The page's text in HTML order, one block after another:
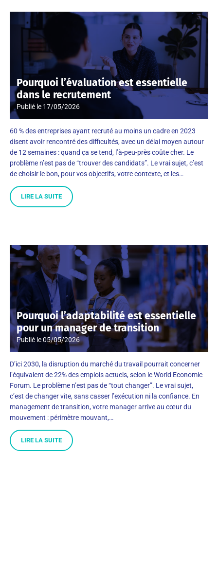
Pourquoi l’évaluation est essentielle
dans le recrutement
Publié le 17/05/2026
60 % des entreprises ayant recruté au moins un cadre en 2023
disent avoir rencontré des difficultés, avec un délai moyen autour
de 12 semaines : quand ça se tend, l’à-peu-près coûte cher. Le
problème n’est pas de “trouver des candidats”. Le vrai sujet, c’est
de choisir le bon, pour vos objectifs, votre contexte, et les…
LIRE LA SUITE
Pourquoi l’adaptabilité est essentielle
pour un manager de transition
Publié le05/05/2026
D’ici 2030, la disruption du marché du travail pourrait concerner
l’équivalent de 22% des emplois actuels, selon le World Economic
Forum. Le problème n’est pas de “tout changer”. Le vrai sujet,
c’est de changer vite, sans casser l’exécution ni la confiance. En
management de transition, votre manager arrive au cœur du
mouvement : périmètre mouvant,…
LIRE LA SUITE